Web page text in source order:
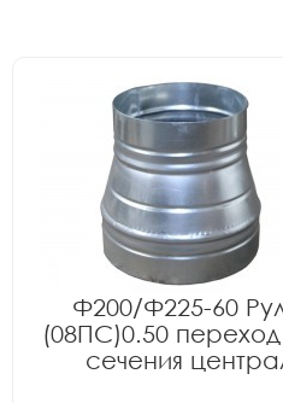
Ф200/Ф225-60
(08ПС)0.50 переход
сечения